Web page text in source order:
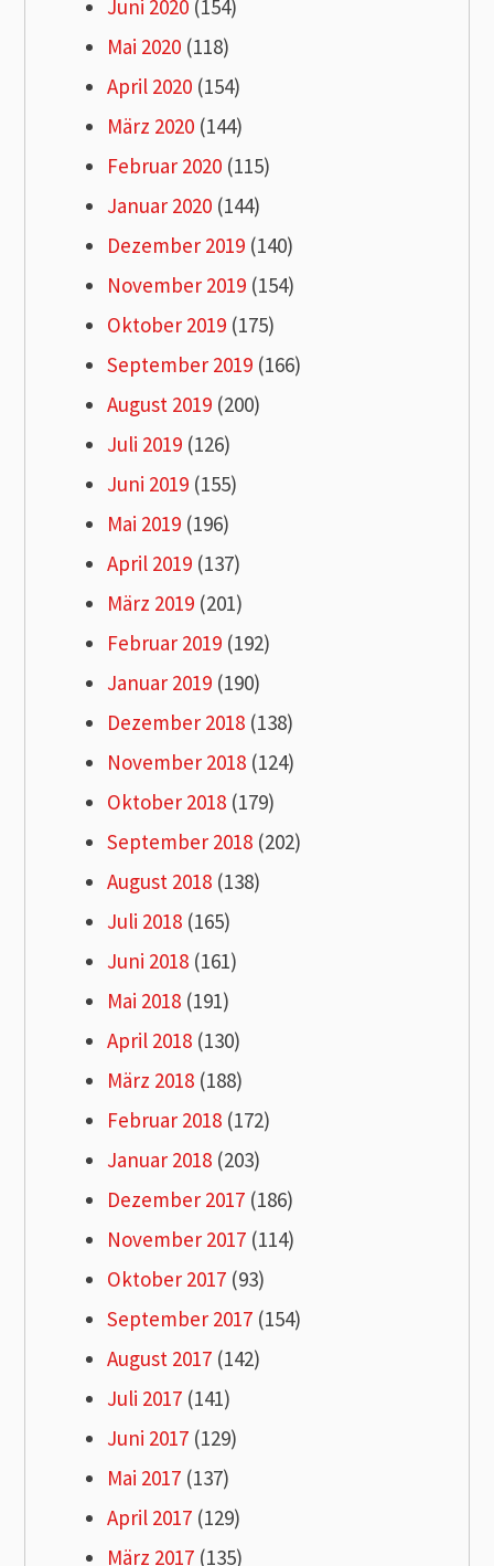
Juni 2020 (154)
Mai 2020 (118)
April 2020 (154)
März 2020 (144)
Februar 2020 (115)
Januar 2020 (144)
Dezember 2019 (140)
November 2019 (154)
Oktober 2019 (175)
September 2019 (166)
August 2019 (200)
Juli 2019 (126)
Juni 2019 (155)
Mai 2019 (196)
April 2019 (137)
März 2019 (201)
Februar 2019 (192)
Januar 2019 (190)
Dezember 2018 (138)
November 2018 (124)
Oktober 2018 (179)
September 2018 (202)
August 2018 (138)
Juli 2018 (165)
Juni 2018 (161)
Mai 2018 (191)
April 2018 (130)
März 2018 (188)
Februar 2018 (172)
Januar 2018 (203)
Dezember 2017 (186)
November 2017 (114)
Oktober 2017 (93)
September 2017 (154)
August 2017 (142)
Juli 2017 (141)
Juni 2017 (129)
Mai 2017 (137)
April 2017 (129)
März 2017 (135)